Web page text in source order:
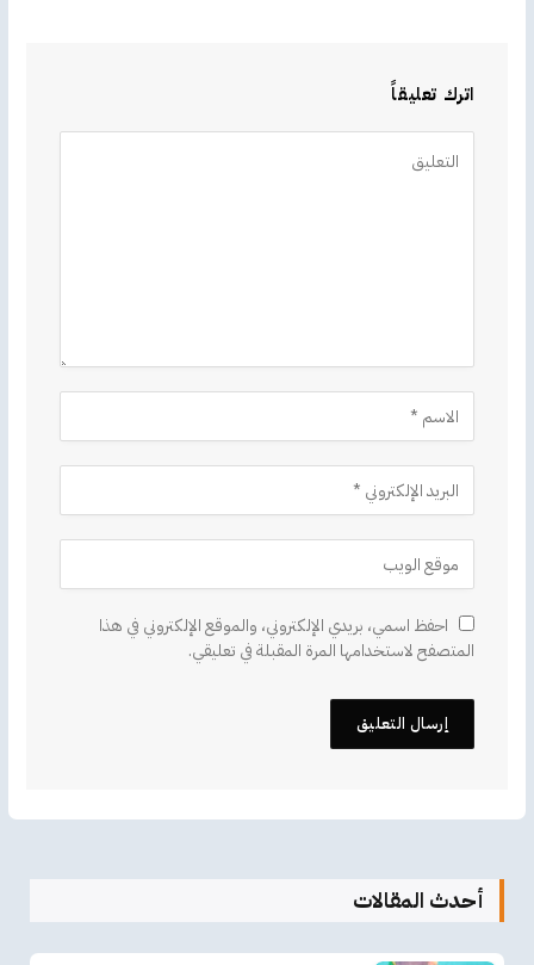
اترك تعليقاً
احفظ اسمي، بريدي الإلكتروني، والموقع الإلكتروني في هذا
المتصفح لاستخدامها المرة المقبلة في تعليقي.
أحدث المقالات